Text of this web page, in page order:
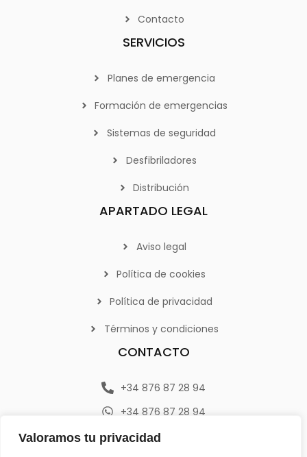
Valoramos tu privacidad
Contacto
SERVICIOS
Planes de emergencia
Formación de emergencias
Sistemas de seguridad
Desfibriladores
Distribución
APARTADO LEGAL
Aviso legal
Política de cookies
Política de privacidad
Términos y condiciones
CONTACTO
+34 876 87 28 94
+34 876 87 28 94
info@emerplan.es